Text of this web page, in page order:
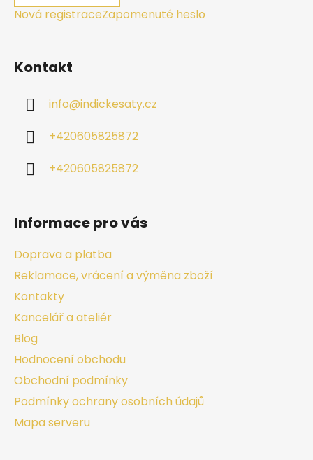
Nová registraceZapomenuté heslo
Kontakt
info@indickesaty.cz
+420605825872
+420605825872
Informace pro vás
Doprava a platba
Reklamace, vrácení a výměna zboží
Kontakty
Kancelář a ateliér
Blog
Hodnocení obchodu
Obchodní podmínky
Podmínky ochrany osobních údajů
Mapa serveru